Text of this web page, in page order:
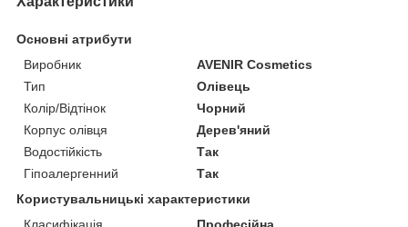
Основні атрибути
Виробник
AVENIR Cosmetics
Тип
Олівець
Колір/Відтінок
Чорний
Корпус олівця
Дерев'яний
Водостійкість
Так
Гіпоалергенний
Так
Користувальницькі характеристики